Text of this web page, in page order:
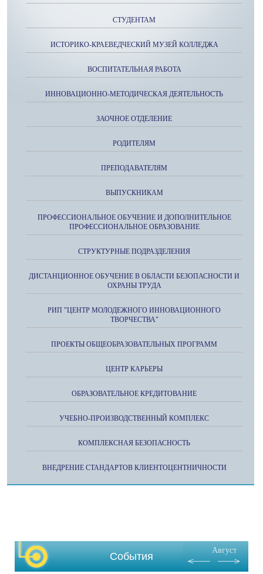
СТУДЕНТАМ
ИСТОРИКО-КРАЕВЕДЧЕСКИЙ МУЗЕЙ КОЛЛЕДЖА
ВОСПИТАТЕЛЬНАЯ РАБОТА
ИННОВАЦИОННО-МЕТОДИЧЕСКАЯ ДЕЯТЕЛЬНОСТЬ
ЗАОЧНОЕ ОТДЕЛЕНИЕ
РОДИТЕЛЯМ
ПРЕПОДАВАТЕЛЯМ
ВЫПУСКНИКАМ
ПРОФЕССИОНАЛЬНОЕ ОБУЧЕНИЕ И ДОПОЛНИТЕЛЬНОЕ
ПРОФЕССИОНАЛЬНОЕ ОБРАЗОВАНИЕ
СТРУКТУРНЫЕ ПОДРАЗДЕЛЕНИЯ
ДИСТАНЦИОННОЕ ОБУЧЕНИЕ В ОБЛАСТИ БЕЗОПАСНОСТИ И
ОХРАНЫ ТРУДА
РИП "ЦЕНТР МОЛОДЕЖНОГО ИННОВАЦИОННОГО
ТВОРЧЕСТВА"
ПРОЕКТЫ ОБЩЕОБРАЗОВАТЕЛЬНЫХ ПРОГРАММ
ЦЕНТР КАРЬЕРЫ
ОБРАЗОВАТЕЛЬНОЕ КРЕДИТОВАНИЕ
УЧЕБНО-ПРОИЗВОДСТВЕННЫЙ КОМПЛЕКС
КОМПЛЕКСНАЯ БЕЗОПАСНОСТЬ
ВНЕДРЕНИЕ СТАНДАРТОВ КЛИЕНТОЦЕНТНИЧНОСТИ
События
Август